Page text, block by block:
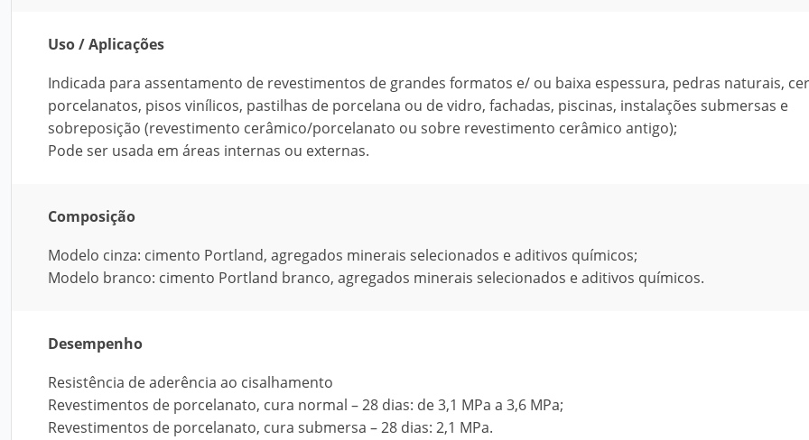
Uso / Aplicações
Indicada para assentamento de revestimentos de grandes formatos e/ ou baixa espessura, pedras naturais,
porcelanatos, pisos vinílicos, pastilhas de porcelana ou de vidro, fachadas, piscinas, instalações submersas e
sobreposição (revestimento cerâmico/porcelanato ou sobre revestimento cerâmico antigo);
Pode ser usada em áreas internas ou externas.
Composição
Modelo cinza: cimento Portland, agregados minerais selecionados e aditivos químicos;
Modelo branco: cimento Portland branco, agregados minerais selecionados e aditivos químicos.
Desempenho
Resistência de aderência ao cisalhamento
Revestimentos de porcelanato, cura normal – 28 dias: de 3,1 MPa a 3,6 MPa;
Revestimentos de porcelanato, cura submersa – 28 dias: 2,1 MPa.